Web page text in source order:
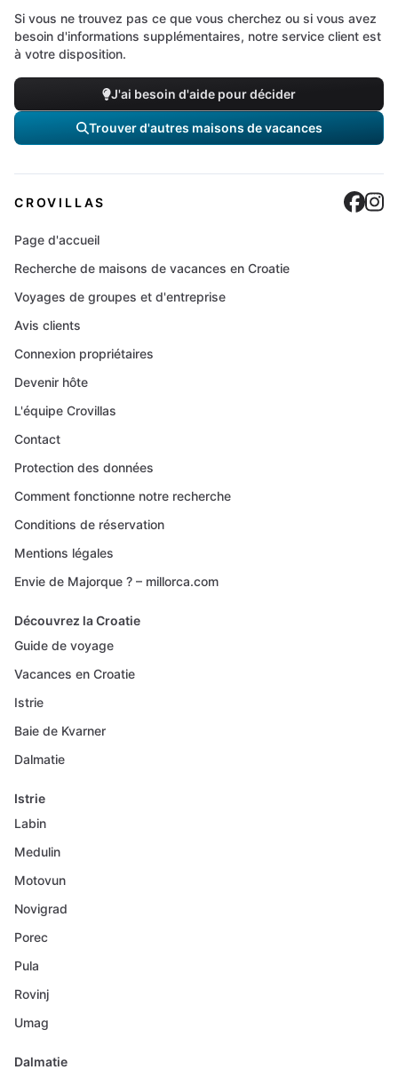
Si vous ne trouvez pas ce que vous cherchez ou si vous avez
besoin d'informations supplémentaires, notre service client est
à votre disposition.
J'ai besoin d'aide pour décider
Trouver d'autres maisons de vacances
CROVILLAS
Page d'accueil
Recherche de maisons de vacances en Croatie
Voyages de groupes et d'entreprise
Avis clients
Connexion propriétaires
Devenir hôte
L'équipe Crovillas
Contact
Protection des données
Comment fonctionne notre recherche
Conditions de réservation
Mentions légales
Envie de Majorque ? – millorca.com
Découvrez la Croatie
Guide de voyage
Vacances en Croatie
Istrie
Baie de Kvarner
Dalmatie
Istrie
Labin
Medulin
Motovun
Novigrad
Porec
Pula
Rovinj
Umag
Dalmatie